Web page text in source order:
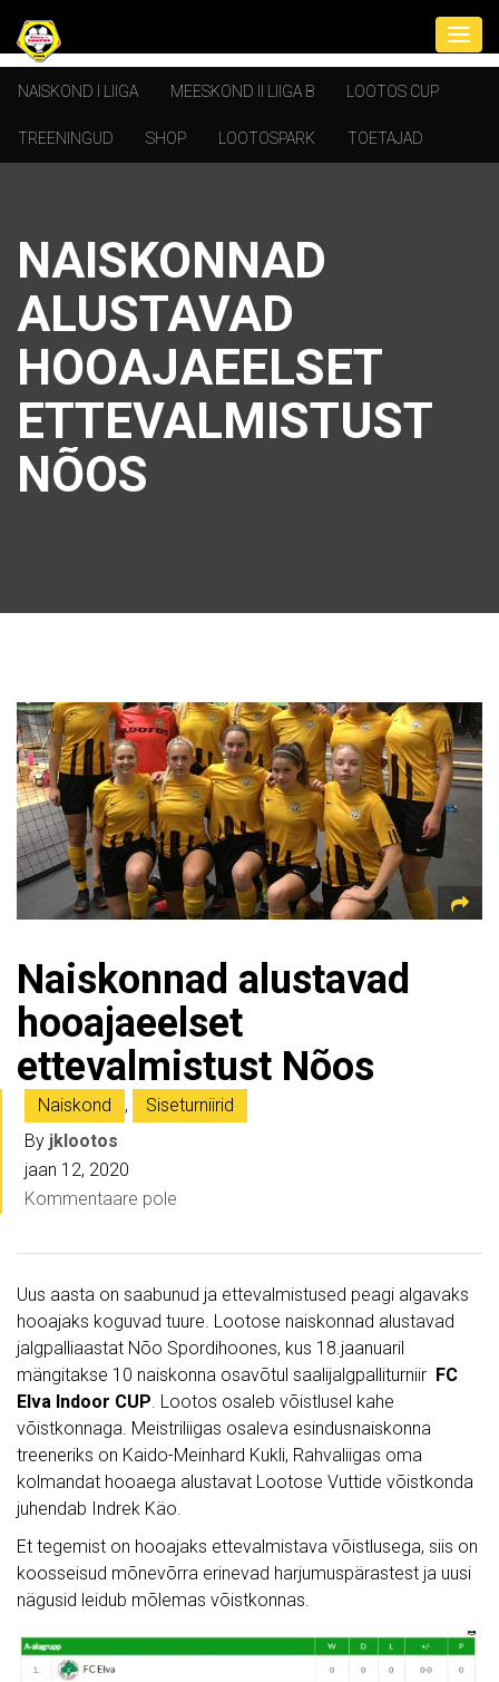
NAISKOND I LIIGA MEESKOND II LIIGA B LOOTOS CUP
TREENINGUD SHOP LOOTOSPARK TOETAJAD
NAISKONNAD
ALUSTAVAD
HOOAJAEELSET
ETTEVALMISTUST
NÕOS
Naiskonnad alustavad
hooajaeelset
ettevalmistust Nõos
Naiskond ,
Siseturniirid
By jklootos
jaan 12, 2020
Kommentaare pole
Uus aasta on saabunud ja ettevalmistused peagi algavaks
hooajaks koguvad tuure. Lootose naiskonnad alustavad
jalgpalliaastat Nõo Spordihoones, kus 18.jaanuaril
mängitakse 10 naiskonna osavõtul saalijalgpalliturniir FC
Elva Indoor CUP. Lootos osaleb võistlusel kahe
võistkonnaga. Meistriliigas osaleva esindusnaiskonna
treeneriks on Kaido-Meinhard Kukli, Rahvaliigas oma
kolmandat hooaega alustavat Lootose Vuttide võistkonda
juhendab Indrek Käo.
Et tegemist on hooajaks ettevalmistava võistlusega, siis on
koosseisud mõnevõrra erinevad harjumuspärastest ja uusi
nägusid leidub mõlemas võistkonnas.